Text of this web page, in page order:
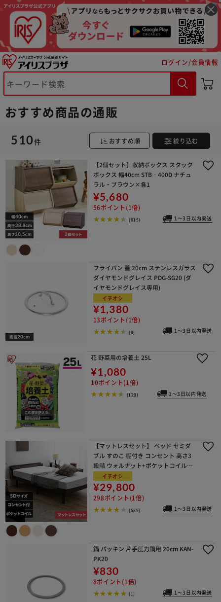
ログイン/会員情報
おすすめ商品の通販
510件 おすすめ順 絞り込む
【2個セット】収納ボックス スタック
ボックス 幅40cm STB‐400D ナチュ
ラル・ブラウン×各1
¥5,680
56ポイント(1倍)
(615) 1～3日以内発送
フライパン 蓋 20cm ステンレスガラス
ダイヤモンドグレイス PDG-SG20 (ダ
イヤモンドグレイス専用)
イチオシ
¥1,380
13ポイント(1倍)
(8) 1～3日以内発送
花 野菜用の培養土 25L
¥1,080
10ポイント(1倍)
(129) 1～3日以内発送
【マットレスセット】 ベッド セミダ
ブル すのこ 棚付き コンセント 高さ3
段階 ウォルナット+ポケットコイルマ
ットレス 白
イチオシ
¥29,800
298ポイント(1倍)
(589) 1～3日以内発送
鍋 パッキン 片手圧力鍋用 20cm KAN-
PK20
¥830
8ポイント(1倍)
(1) 1～3日以内発送
※ご確認ください